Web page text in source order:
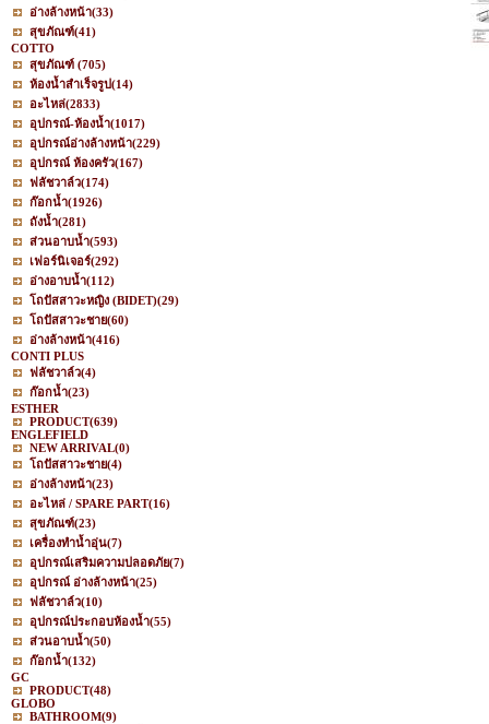
อ่างล้างหน้า(33)
สุขภัณฑ์(41)
COTTO
สุขภัณฑ์ (705)
ห้องน้ำสำเร็จรูป(14)
อะไหล่(2833)
อุปกรณ์-ห้องน้ำ(1017)
อุปกรณ์อ่างล้างหน้า(229)
อุปกรณ์ ห้องครัว(167)
ฟลัชวาล์ว(174)
ก๊อกน้ำ(1926)
ถังน้ำ(281)
ส่วนอาบน้ำ(593)
เฟอร์นิเจอร์(292)
อ่างอาบน้ำ(112)
โถปัสสาวะหญิง (BIDET)(29)
โถปัสสาวะชาย(60)
อ่างล้างหน้า(416)
CONTI PLUS
ฟลัชวาล์ว(4)
ก๊อกน้ำ(23)
ESTHER
PRODUCT(639)
ENGLEFIELD
NEW ARRIVAL(0)
โถปัสสาวะชาย(4)
อ่างล้างหน้า(23)
อะไหล่ / SPARE PART(16)
สุขภัณฑ์(23)
เครื่องทำน้ำอุ่น(7)
อุปกรณ์เสริมความปลอดภัย(7)
อุปกรณ์ อ่างล้างหน้า(25)
ฟลัชวาล์ว(10)
อุปกรณ์ประกอบห้องน้ำ(55)
ส่วนอาบน้ำ(50)
ก๊อกน้ำ(132)
GC
PRODUCT(48)
GLOBO
BATHROOM(9)